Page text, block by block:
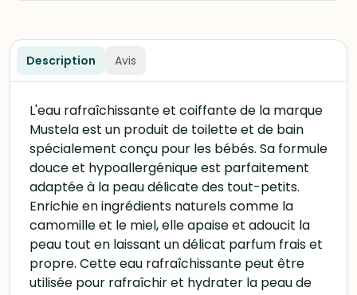
Description Avis
L'eau rafraîchissante et coiffante de la marque
Mustela est un produit de toilette et de bain
spécialement conçu pour les bébés. Sa formule
douce et hypoallergénique est parfaitement
adaptée à la peau délicate des tout-petits.
Enrichie en ingrédients naturels comme la
camomille et le miel, elle apaise et adoucit la
peau tout en laissant un délicat parfum frais et
propre. Cette eau rafraîchissante peut être
utilisée pour rafraîchir et hydrater la peau de